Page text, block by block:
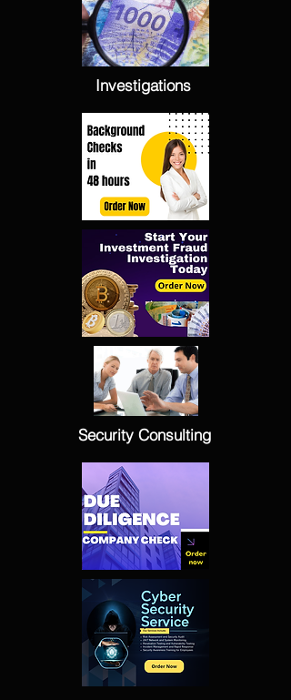
Investigations
Security Consulting